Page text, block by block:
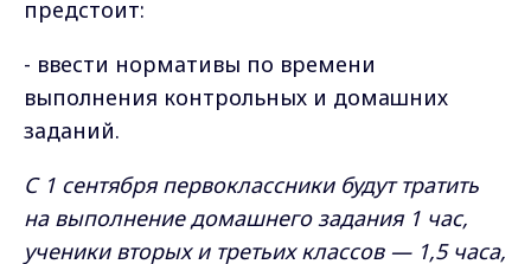
предстоит:
- ввести нормативы по времени
выполнения контрольных и домашних
заданий.
С 1 сентября первоклассники будут тратить
на выполнение домашнего задания 1 час,
ученики вторых и третьих классов — 1,5 часа,